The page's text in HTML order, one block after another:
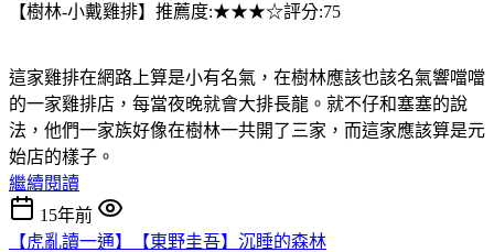
【樹林-小戴雞排】推薦度:★★★☆評分:75
這家雞排在網路上算是小有名氣，在樹林應該也該名氣響噹噹
的一家雞排店，每當夜晚就會大排長龍。就不仔和塞塞的說
法，他們一家族好像在樹林一共開了三家，而這家應該算是元
始店的樣子。
繼續閱讀
15年前
【虎亂讀一通】【東野圭吾】沉睡的森林